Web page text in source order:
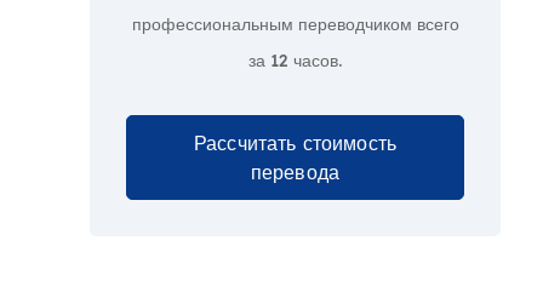
профессиональным переводчиком всего
за 12 часов.
Рассчитать стоимость
перевода